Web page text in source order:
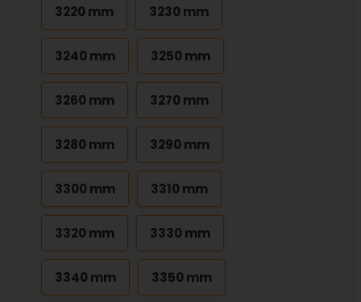
3220 mm 3230 mm
3240 mm 3250 mm
3260 mm 3270 mm
3280 mm 3290 mm
3300 mm 3310 mm
3320 mm 3330 mm
3340 mm 3350 mm